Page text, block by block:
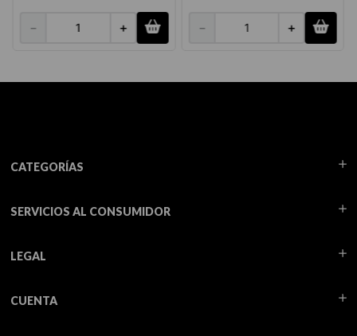
＋
－ ＋
－
CATEGORÍAS
SERVICIOS AL CONSUMIDOR
LEGAL
CUENTA